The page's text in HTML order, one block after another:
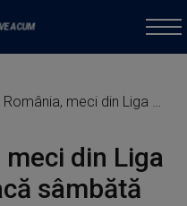
Națiunilor, se joacă sâmbătă seara la Larnaca. Suporterii români au cumpărat mii de bilete
meci din Liga
sâmbătă